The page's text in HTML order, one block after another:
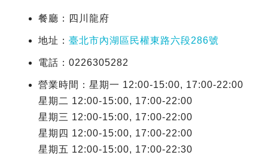
餐廳：四川龍府
地址： 臺北市內湖區民權東路六段286號
電話：0226305282
營業時間：星期一 12:00-15:00, 17:00-22:00
星期二 12:00-15:00, 17:00-22:00
星期三 12:00-15:00, 17:00-22:00
星期四 12:00-15:00, 17:00-22:00
星期五 12:00-15:00, 17:00-22:30